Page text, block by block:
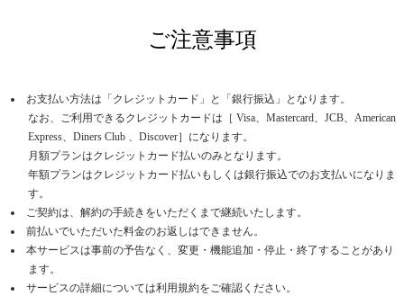
ご注意事項
お支払い方法は「クレジットカード」と「銀行振込」となります。
なお、ご利用できるクレジットカードは［ Visa、Mastercard、JCB、American
Express、Diners Club 、Discover］になります。
月額プランはクレジットカード払いのみとなります。
年額プランはクレジットカード払いもしくは銀行振込でのお支払いになりま
す。
ご契約は、解約の手続きをいただくまで継続いたします。
前払いでいただいた料金のお返しはできません。
本サービスは事前の予告なく、変更・機能追加・停止・終了することがあり
ます。
サービスの詳細については利用規約をご確認ください。